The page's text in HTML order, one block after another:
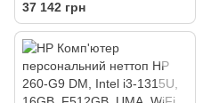
WiFi, кл+м, DOS
37 142 грн